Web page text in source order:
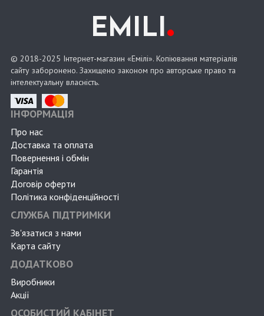
EMILI.
© 2018-2025 Інтернет-магазин «Емілі». Копіювання матеріалів
сайту заборонено. Захищено законом про авторське право та
інтелектуальну власність.
ІНФОРМАЦІЯ
Про нас
Доставка та оплата
Повернення і обмін
Гарантія
Договір оферти
Політика конфіденційності
СЛУЖБА ПІДТРИМКИ
Зв'язатися з нами
Карта сайту
ДОДАТКОВО
Виробники
Акції
ОСОБИСТИЙ КАБІНЕТ